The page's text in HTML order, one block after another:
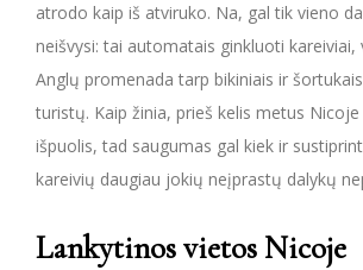
atrodo kaip iš atviruko. Na, gal tik vieno
neišvysi: tai automatais ginkluoti kareiviai,
Anglų promenada tarp bikiniais ir
turistų. Kaip žinia, prieš kelis metus
išpuolis, tad saugumas gal kiek ir
kareivių daugiau jokių neįprastų dalykų
Lankytinos vietos Nicoje